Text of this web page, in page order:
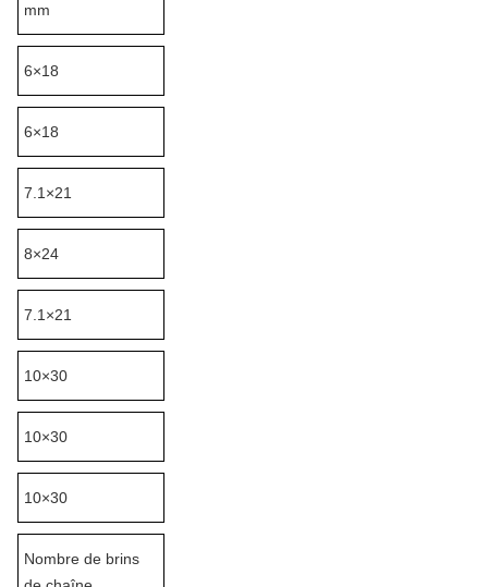
mm
6×18
6×18
7.1×21
8×24
7.1×21
10×30
10×30
10×30
Nombre de brins